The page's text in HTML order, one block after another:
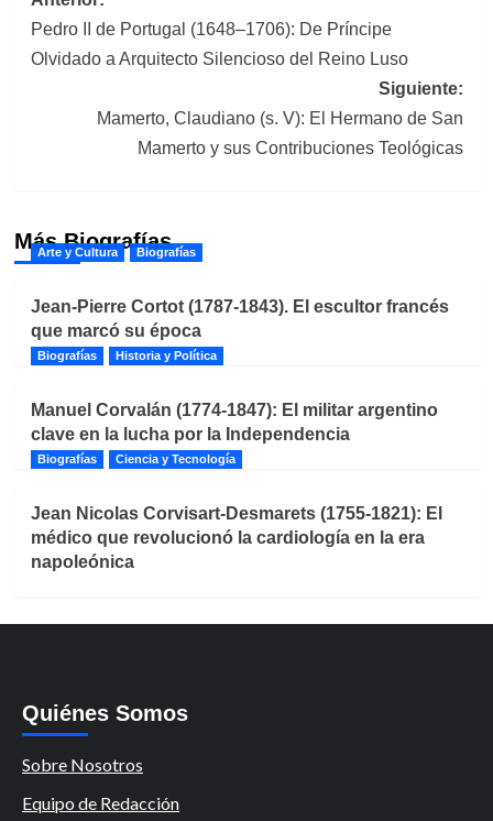
de
entradas
Pedro II de Portugal (1648–1706): De Príncipe
Olvidado a Arquitecto Silencioso del Reino Luso
Siguiente:
Mamerto, Claudiano (s. V): El Hermano de San
Mamerto y sus Contribuciones Teológicas
Más Biografías
Arte y Cultura Biografías
Jean-Pierre Cortot (1787-1843). El escultor francés
que marcó su época
Biografías Historia y Política
Manuel Corvalán (1774-1847): El militar argentino
clave en la lucha por la Independencia
Biografías Ciencia y Tecnología
Jean Nicolas Corvisart-Desmarets (1755-1821): El
médico que revolucionó la cardiología en la era
napoleónica
Quiénes Somos
Sobre Nosotros
Equipo de Redacción